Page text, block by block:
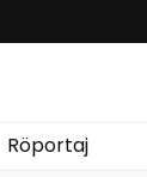
Röportaj